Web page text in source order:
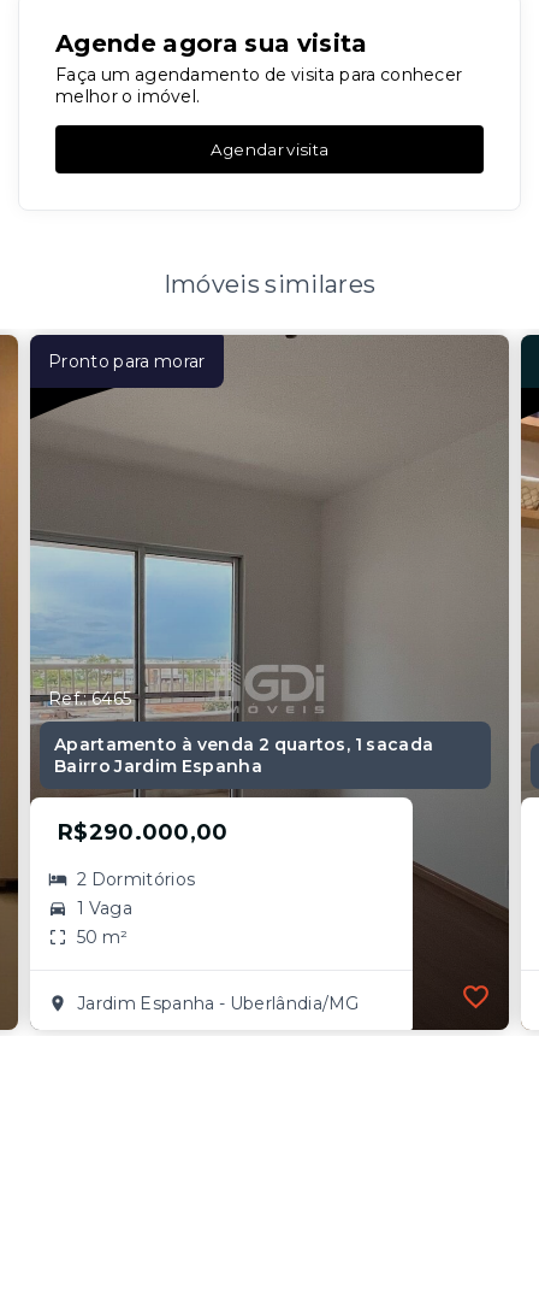
Agende agora sua visita
Faça um agendamento de visita para conhecer
melhor o imóvel.
Agendar visita
Imóveis similares
Pronto para morar
Ref.: 6465
Apartamento à venda 2 quartos, 1 sacada
Bairro Jardim Espanha
R$290.000,00
2 Dormitórios
1 Vaga
50 m²
Jardim Espanha - Uberlândia/MG